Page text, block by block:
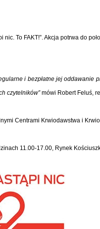
To FAKT!”. Akcja potrwa do
i bezpłatne jej
czytelników”mówi Robert Feluś,
Centrami Krwiodawstwa i
11.00-17.00, Rynek